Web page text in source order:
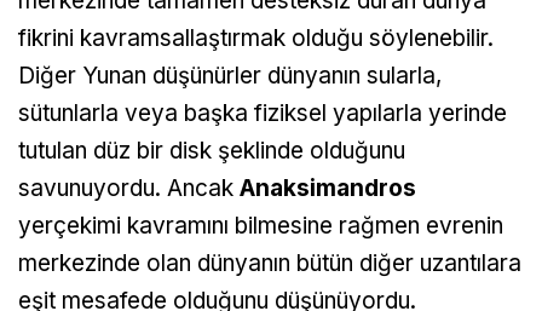
fikrini kavramsallaştırmak olduğu söylenebilir.
Diğer Yunan düşünürler dünyanın sularla,
sütunlarla veya başka fiziksel yapılarla yerinde
tutulan düz bir disk şeklinde olduğunu
savunuyordu. Ancak Anaksimandros
yerçekimi kavramını bilmesine rağmen evrenin
merkezinde olan dünyanın bütün diğer uzantılara
eşit mesafede olduğunu düşünüyordu.